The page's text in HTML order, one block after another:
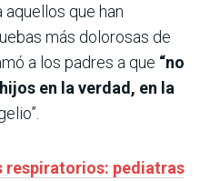
aquellos que han
más dolorosas de
a los padres a que “no
en la verdad, en la
respiratorios: pediatras